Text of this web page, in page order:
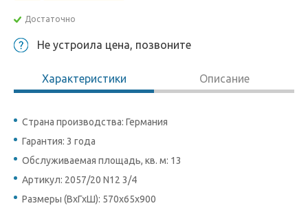
Достаточно
Не устроила цена, позвоните
Характеристики Описание
Страна производства: Германия
Гарантия: 3 года
Обслуживаемая площадь, кв. м: 13
Артикул: 2057/20 N12 3/4
Размеры (ВхГхШ): 570х65х900